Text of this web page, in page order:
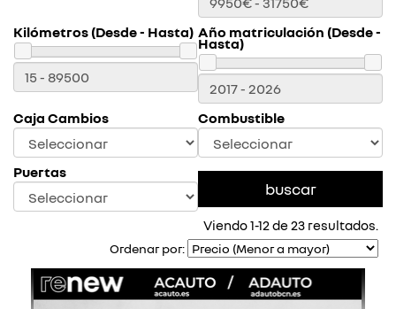
Kilómetros (Desde - Hasta) Año matriculación (Desde -
Hasta)
Caja Cambios Combustible
Puertas
Viendo 1-12 de 23 resultados.
Ordenar por: